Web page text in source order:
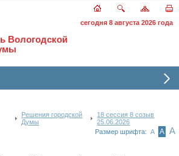
сегодня 8 августа 2026 года
Вологодской
Решения городской
Думы
18 сессия 8 созыв
25.06.2026
Размер шрифта: А А А